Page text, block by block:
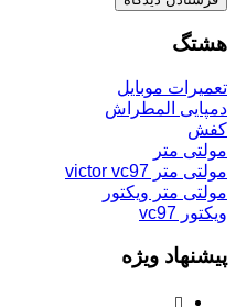
هشتگ
تعمیرات موبایل
دمپایی المطراش
کفش
مولتی متر
مولتی متر victor vc97
مولتی متر ویکتور
ویکتور vc97
پیشنهاد ویژه